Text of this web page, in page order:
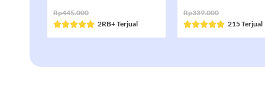
Rp445.000
Rated
5
of
2RB+ Terjual
Rp339.000
Rated
5
of
215 Terjual